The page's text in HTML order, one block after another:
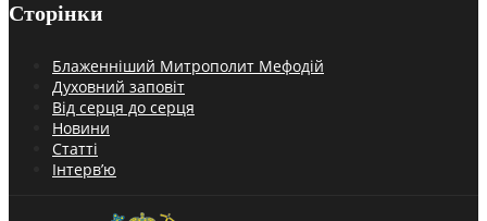
Сторінки
Блаженніший Митрополит Мефодій
Духовний заповіт
Від серця до серця
Новини
Статті
Інтерв’ю